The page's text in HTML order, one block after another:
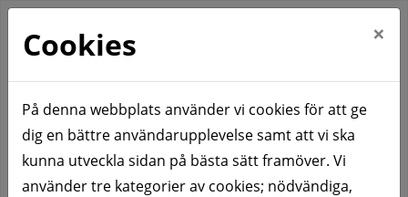
Hem Våra bostadsområden
Charlottenberg
Björkstigen 20-28 (jämna husnummer)
Cookies ×
På denna webbplats använder vi cookies för att ge
dig en bättre användarupplevelse samt att vi ska
kunna utveckla sidan på bästa sätt framöver. Vi
använder tre kategorier av cookies; nödvändiga,